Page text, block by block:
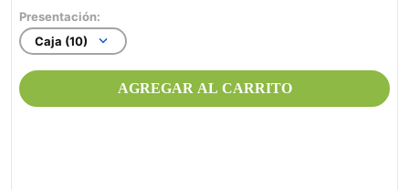
Presentación:
Caja (10)
AGREGAR AL CARRITO